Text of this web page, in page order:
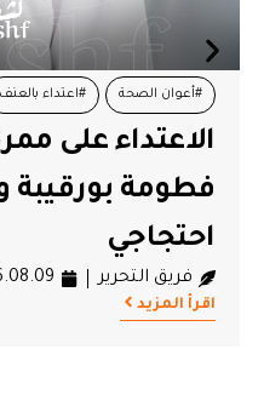
#أعوان الصحة #اعتداء بالعنف
#مستشفى فطومة بورقيبة
الاعتداء على
فطومة بورقيبة
احتجاجي
فريق التحرير
اقرأ المزيد